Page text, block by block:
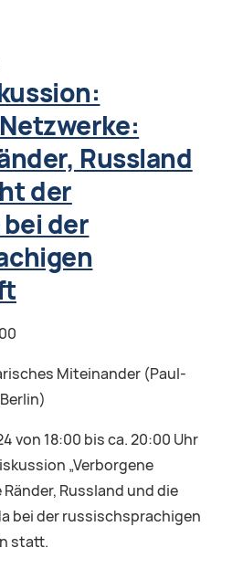
Russland
der
der
Miteinander (Paul-
von 18:00 bis ca. 20:00 Uhr
„Verborgene
Russland und die
bei der russischsprachigen
statt.